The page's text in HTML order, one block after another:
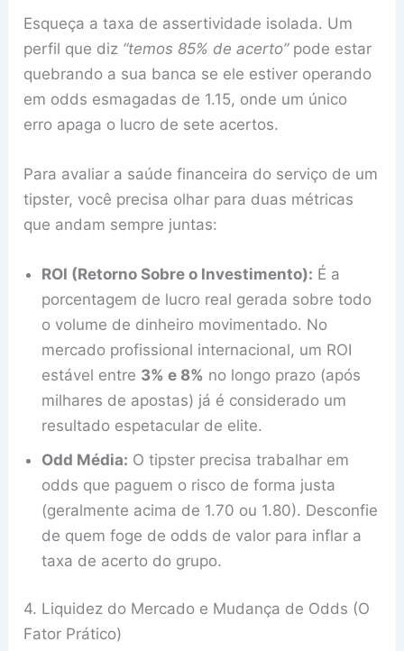
Esqueça a taxa de assertividade isolada. Um
perfil que diz “temos 85% de acerto”pode estar
quebrando a sua banca se ele estiver operando
em odds esmagadas de 1.15, onde um único
erro apaga o lucro de sete acertos.
Para avaliar a saúde financeira do serviço de um
tipster, você precisa olhar para duas métricas
que andam sempre juntas:
ROI (Retorno Sobre o Investimento): É a
porcentagem de lucro real gerada sobre todo
o volume de dinheiro movimentado. No
mercado profissional internacional, um ROI
estável entre 3% e 8% no longo prazo (após
milhares de apostas) já é considerado um
resultado espetacular de elite.
Odd Média: O tipster precisa trabalhar em
odds que paguem o risco de forma justa
(geralmente acima de 1.70 ou 1.80). Desconfie
de quem foge de odds de valor para inflar a
taxa de acerto do grupo.
4. Liquidez do Mercado e Mudança de Odds (O
Fator Prático)